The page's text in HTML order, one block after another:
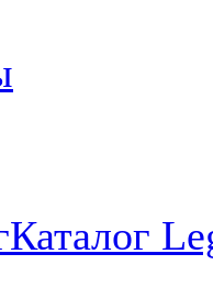
Каталог